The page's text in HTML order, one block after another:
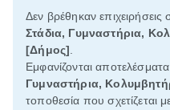
Δεν βρέθηκαν επιχειρήσεις
Στάδια, Γυμναστήρια,
[Δήμος]
Εμφανίζονται αποτελέσματα
Γυμναστήρια,
τοποθεσία που σχετίζεται